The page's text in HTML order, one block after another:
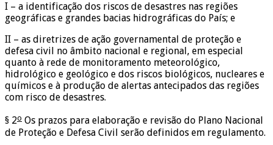
I – a identificação dos riscos de desastres nas regiões
geográficas e grandes bacias hidrográficas do País; e
II – as diretrizes de ação governamental de proteção e
defesa civil no âmbito nacional e regional, em especial
quanto à rede de monitoramento meteorológico,
hidrológico e geológico e dos riscos biológicos, nucleares e
químicos e à produção de alertas antecipados das regiões
com risco de desastres.
§ 2o Os prazos para elaboração e revisão do Plano Nacional
de Proteção e Defesa Civil serão definidos em regulamento.